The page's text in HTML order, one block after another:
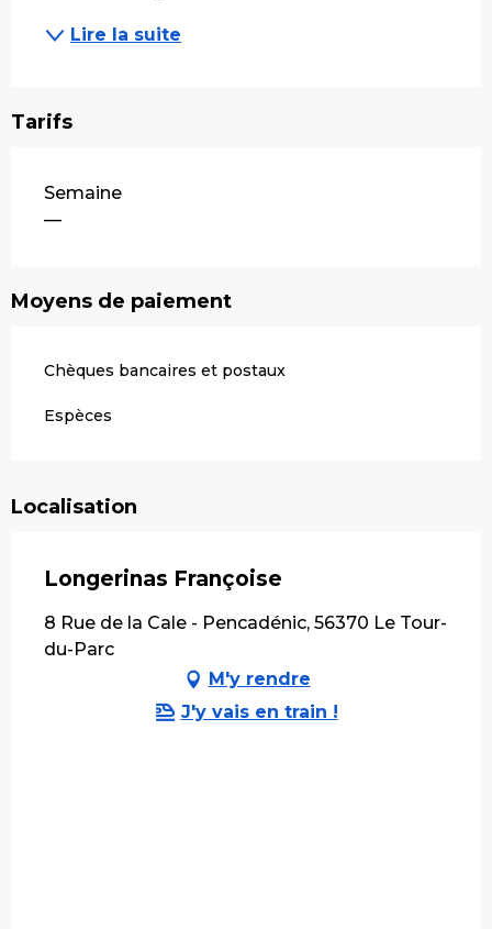
Lire la suite
Tarifs
Tarifs 2026
Semaine
—
Moyens de paiement
Chèques bancaires et postaux
Espèces
Localisation
Longerinas Françoise
8 Rue de la Cale - Pencadénic, 56370 Le Tour-
du-Parc
M'y rendre
J'y vais en train !